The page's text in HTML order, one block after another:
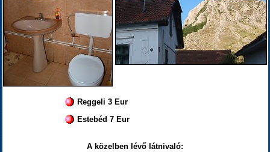
Reggeli 3 Eur
Estebéd 7 Eur
A közelben lévő látnivaló: